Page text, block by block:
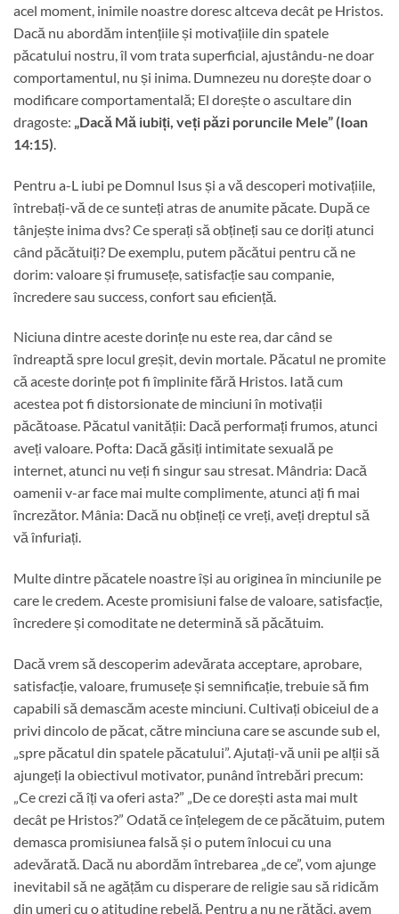
acel moment, inimile noastre doresc altceva decât pe Hristos.
Dacă nu abordăm intențiile și motivațiile din spatele
păcatului nostru, îl vom trata superficial, ajustându-ne doar
comportamentul, nu și inima. Dumnezeu nu dorește doar o
modificare comportamentală; El dorește o ascultare din
dragoste: „Dacă Mă iubiți, veți păzi poruncile Mele” (Ioan
14:15)
Pentru a-L iubi pe Domnul Isus și a vă descoperi motivațiile,
întrebați-vă de ce sunteți atras de anumite păcate. După ce
tânjește inima dvs? Ce sperați să obțineți sau ce doriți atunci
când păcătuiți? De exemplu, putem păcătui pentru că ne
dorim: valoare și frumusețe, satisfacție sau companie,
încredere sau success, confort sau eficiență.
Niciuna dintre aceste dorințe nu este rea, dar când se
îndreaptă spre locul greșit, devin mortale. Păcatul ne promite
că aceste dorințe pot fi împlinite fără Hristos. Iată cum
acestea pot fi distorsionate de minciuni în motivații
păcătoase. Păcatul vanității: Dacă performați frumos, atunci
aveți valoare. Pofta: Dacă găsiți intimitate sexuală pe
internet, atunci nu veți fi singur sau stresat. Mândria: Dacă
oamenii v-ar face mai multe complimente, atunci ați fi mai
încrezător. Mânia: Dacă nu obțineți ce vreți, aveți dreptul să
vă înfuriați.
Multe dintre păcatele noastre își au originea în minciunile pe
care le credem. Aceste promisiuni false de valoare, satisfacție,
încredere și comoditate ne determină să păcătuim.
Dacă vrem să descoperim adevărata acceptare, aprobare,
satisfacție, valoare, frumusețe și semnificație, trebuie să fim
capabili să demascăm aceste minciuni. Cultivați obiceiul de a
privi dincolo de păcat, către minciuna care se ascunde sub el,
„spre păcatul din spatele păcatului”. Ajutați-vă unii pe alții să
ajungeți la obiectivul motivator, punând întrebări precum:
„Ce crezi că îți va oferi asta?” „De ce dorești asta mai mult
decât pe Hristos?” Odată ce înțelegem de ce păcătuim, putem
demasca promisiunea falsă și o putem înlocui cu una
adevărată. Dacă nu abordăm întrebarea „de ce”, vom ajunge
inevitabil să ne agățăm cu disperare de religie sau să ridicăm
din umeri cu o atitudine rebelă. Pentru a nu ne rătăci, avem